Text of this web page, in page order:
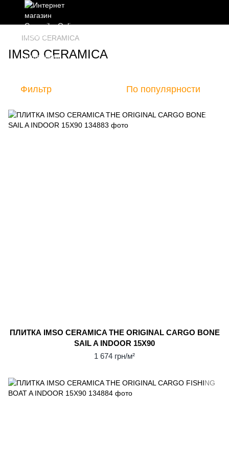
IMSO CERAMICA
IMSO CERAMICA
Фильтр По популярности
ПЛИТКА IMSO CERAMICA THE ORIGINAL CARGO BONE
SAIL A INDOOR 15X90
1 674 грн/м²